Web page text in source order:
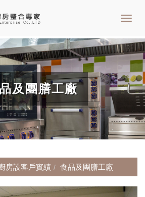
及團膳工廠
房設客戶實績 食品及團膳工廠